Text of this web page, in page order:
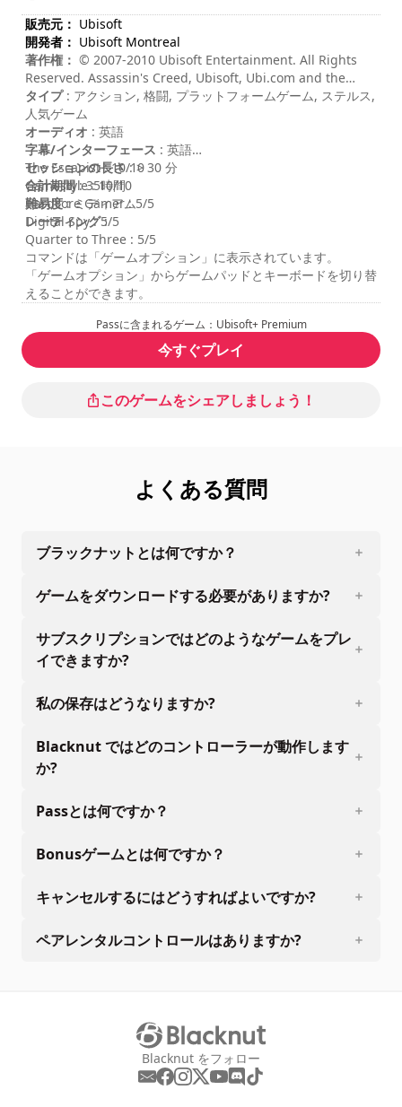
販売元： Ubisoft
開発者： Ubisoft Montreal
著作権： © 2007-2010 Ubisoft Entertainment. All Rights
Reserved. Assassin's Creed, Ubisoft, Ubi.com and the
Ubisoft logo are trademarks of Ubisoft Entertainment in
the U.S. and or other countries.
タイプ: アクション, 格闘, プラットフォームゲーム, ステルス,
人気ゲーム
オーディオ : 英語
字幕/インターフェース : 英語
セッションの長さ: > 30 分
合計期間: 35時間
難易度: ミディアム
レーティング:
The Escapist : 10/10
Gamestyle : 10/10
Hardcore Gamer : 5/5
Digital Spy : 5/5
Quarter to Three : 5/5
コマンドは「ゲームオプション」に表示されています。
「ゲームオプション」からゲームパッドとキーボードを切り替
えることができます。
Passに含まれるゲーム：Ubisoft+ Premium
今すぐプレイ
このゲームをシェアしましょう！
よくある質問
ブラックナットとは何ですか？
ゲームをダウンロードする必要がありますか?
サブスクリプションではどのようなゲームをプレ
イできますか?
私の保存はどうなりますか?
Blacknut ではどのコントローラーが動作します
か?
Passとは何ですか？
Bonusゲームとは何ですか？
キャンセルするにはどうすればよいですか?
ペアレンタルコントロールはありますか?
Blacknut をフォロー